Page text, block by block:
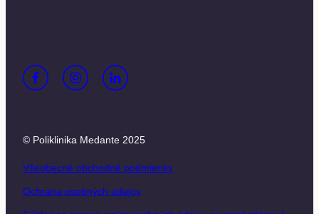
© Poliklinika Medante 2025
Všeobecné obchodné podmienky
Ochrana osobných údajov